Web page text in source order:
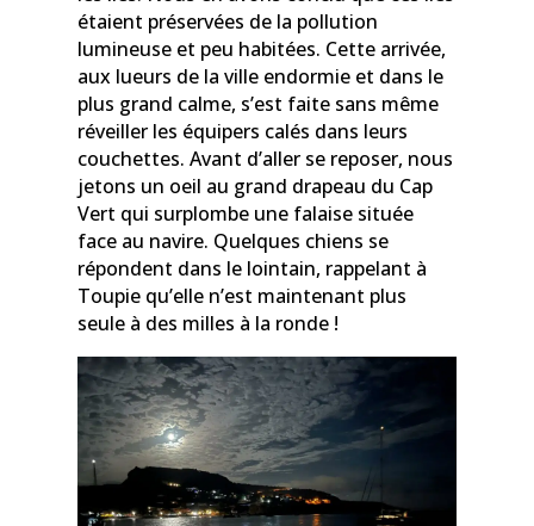
étaient préservées de la pollution
lumineuse et peu habitées. Cette arrivée,
aux lueurs de la ville endormie et dans le
plus grand calme, s’est faite sans même
réveiller les équipers calés dans leurs
couchettes. Avant d’aller se reposer, nous
jetons un oeil au grand drapeau du Cap
Vert qui surplombe une falaise située
face au navire. Quelques chiens se
répondent dans le lointain, rappelant à
Toupie qu’elle n’est maintenant plus
seule à des milles à la ronde !